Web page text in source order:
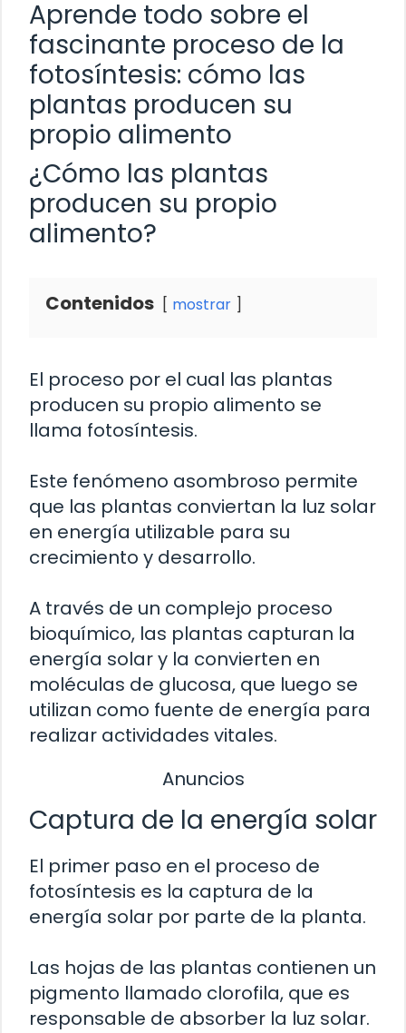
Aprende todo sobre el
fascinante proceso de la
fotosíntesis: cómo las
plantas producen su
propio alimento
¿Cómo las plantas
producen su propio
alimento?
Contenidos mostrar
El proceso por el cual las plantas
producen su propio alimento se
llama fotosíntesis.
Este fenómeno asombroso permite
que las plantas conviertan la luz solar
en energía utilizable para su
crecimiento y desarrollo.
A través de un complejo proceso
bioquímico, las plantas capturan la
energía solar y la convierten en
moléculas de glucosa, que luego se
utilizan como fuente de energía para
realizar actividades vitales.
Anuncios
Captura de la energía solar
El primer paso en el proceso de
fotosíntesis es la captura de la
energía solar por parte de la planta.
Las hojas de las plantas contienen un
pigmento llamado clorofila, que es
responsable de absorber la luz solar.